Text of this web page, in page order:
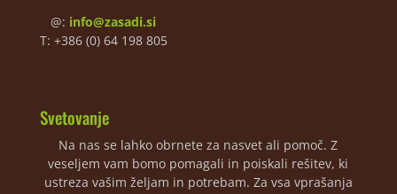
@: info@zasadi.si
T: +386 (0) 64 198 805
Svetovanje
Na nas se lahko obrnete za nasvet ali pomoč. Z
veseljem vam bomo pomagali in poiskali rešitev, ki
ustreza vašim željam in potrebam. Za vsa vprašanja